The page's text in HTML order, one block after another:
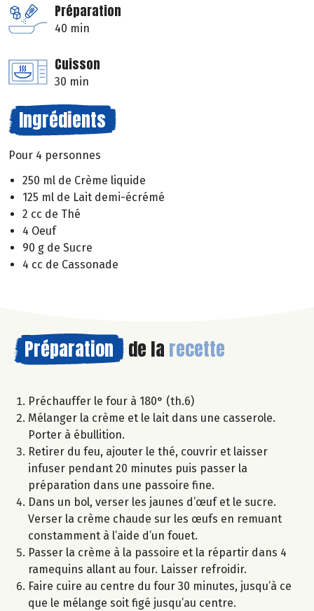
Préparation
40 min
Cuisson
30 min
Ingrédients
Pour 4 personnes
250 ml de Crème liquide
125 ml de Lait demi-écrémé
2 cc de Thé
4 Oeuf
90 g de Sucre
4 cc de Cassonade
Préparation de la recette
Préchauffer le four à 180° (th.6)
Mélanger la crème et le lait dans une casserole.
Porter à ébullition.
Retirer du feu, ajouter le thé, couvrir et laisser
infuser pendant 20 minutes puis passer la
préparation dans une passoire fine.
Dans un bol, verser les jaunes d’œuf et le sucre.
Verser la crème chaude sur les œufs en remuant
constamment à l’aide d’un fouet.
Passer la crème à la passoire et la répartir dans 4
ramequins allant au four. Laisser refroidir.
Faire cuire au centre du four 30 minutes, jusqu’à ce
que le mélange soit figé jusqu’au centre.